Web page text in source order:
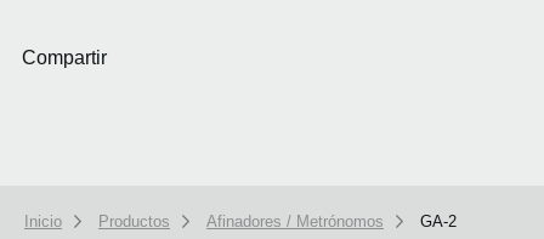
Compartir
Inicio Productos Afinadores / Metrónomos GA-2